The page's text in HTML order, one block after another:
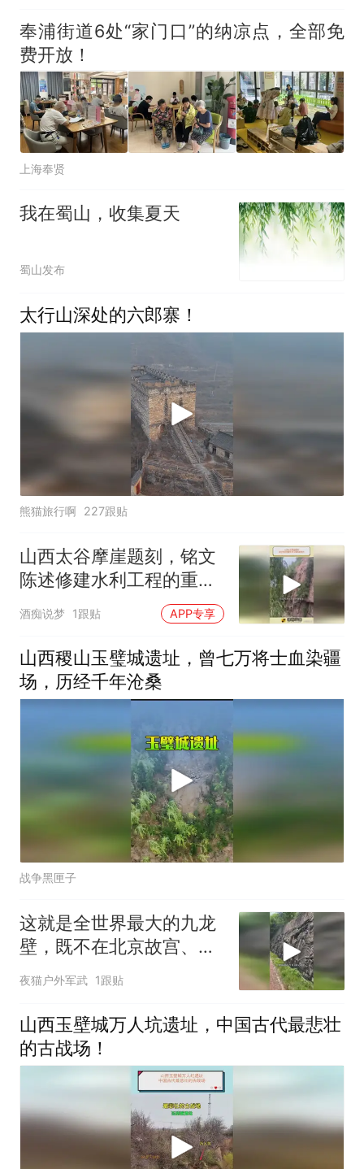
奉浦街道6处“家门口”的纳凉点，全部免
费开放！
上海奉贤
我在蜀山，收集夏天
蜀山发布
太行山深处的六郎寨！
熊猫旅行啊 227跟贴
山西太谷摩崖题刻，铭文
陈述修建水利工程的重要
性
酒痴说梦 1跟贴 APP专享
山西稷山玉璧城遗址，曾七万将士血染疆
场，历经千年沧桑
战争黑匣子
这就是全世界最大的九龙
壁，既不在北京故宫、也
不在山西大同，
夜猫户外军武 1跟贴
山西玉壁城万人坑遗址，中国古代最悲壮
的古战场！